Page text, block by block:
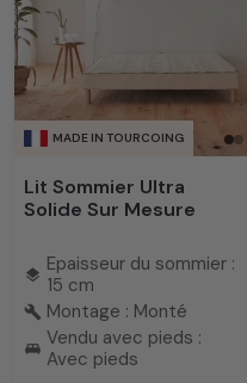
MADE IN TOURCOING
Lit Sommier Ultra
Solide Sur Mesure
layers Epaisseur du sommier :
15 cm
build Montage : Monté
king_bed Vendu avec pieds :
Avec pieds